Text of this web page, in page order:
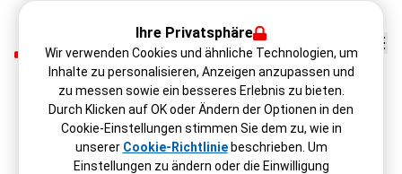
Ihre Privatsphäre
Wir verwenden Cookies und ähnliche Technologien, um
Inhalte zu personalisieren, Anzeigen anzupassen und
zu messen sowie ein besseres Erlebnis zu bieten.
Durch Klicken auf OK oder Ändern der Optionen in den
Cookie-Einstellungen stimmen Sie dem zu, wie in
unserer Cookie-Richtliniebeschrieben. Um
Einstellungen zu ändern oder die Einwilligung